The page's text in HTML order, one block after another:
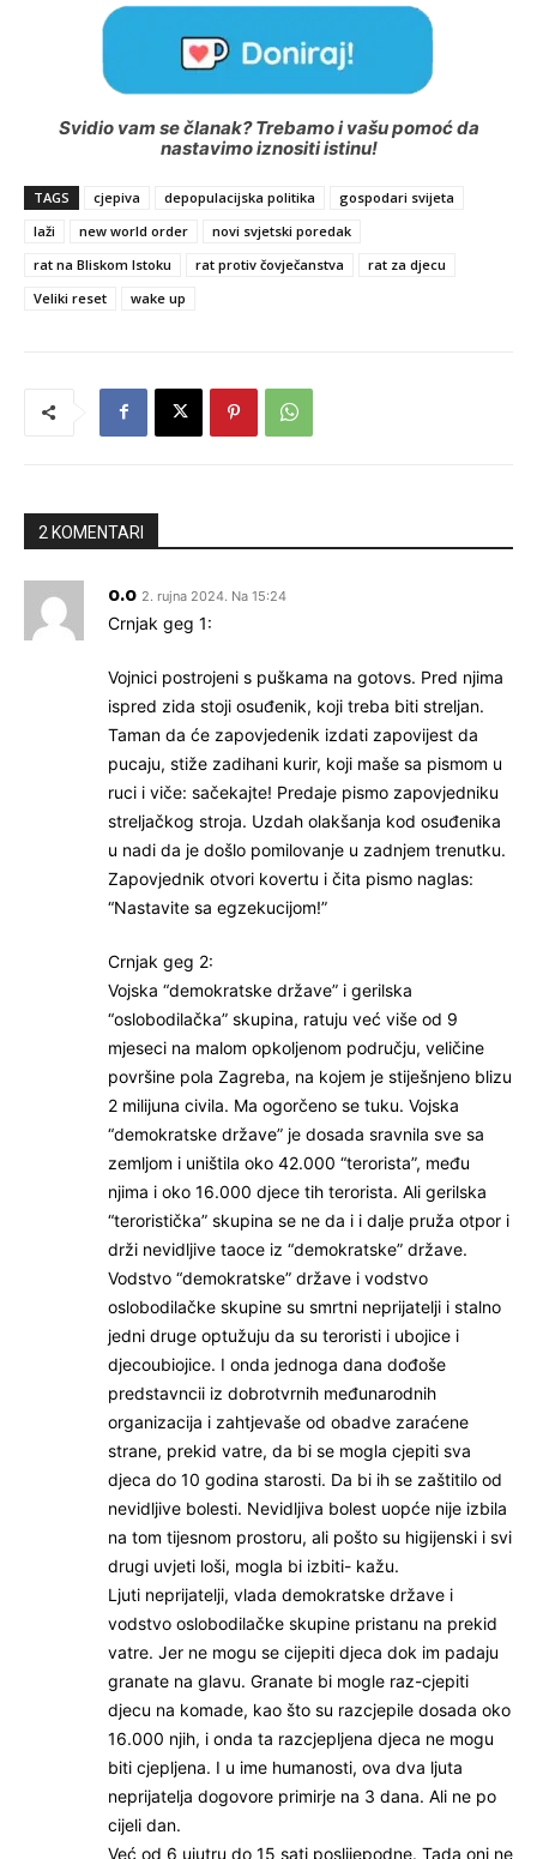
Svidio vam se članak? Trebamo i vašu pomoć da
nastavimo iznositi istinu!
TAGS cjepiva depopulacijska politika
gospodari svijeta
laži
new world order
novi svjetski poredak
rat na Bliskom Istoku
rat protiv čovječanstva
rat za djecu
Veliki reset
wake up
2 KOMENTARI
o.o 2. rujna 2024. Na 15:24
Crnjak geg 1:
Vojnici postrojeni s puškama na gotovs. Pred njima
ispred zida stoji osuđenik, koji treba biti streljan.
Taman da će zapovjedenik izdati zapovijest da
pucaju, stiže zadihani kurir, koji maše sa pismom u
ruci i viče: sačekajte! Predaje pismo zapovjedniku
streljačkog stroja. Uzdah olakšanja kod osuđenika
u nadi da je došlo pomilovanje u zadnjem trenutku.
Zapovjednik otvori kovertu i čita pismo naglas:
“Nastavite sa egzekucijom!”
Crnjak geg 2:
Vojska “demokratske države” i gerilska
“oslobodilačka” skupina, ratuju već više od 9
mjeseci na malom opkoljenom području, veličine
površine pola Zagreba, na kojem je stiješnjeno blizu
2 milijuna civila. Ma ogorčeno se tuku. Vojska
“demokratske države” je dosada sravnila sve sa
zemljom i uništila oko 42.000 “terorista”, među
njima i oko 16.000 djece tih terorista. Ali gerilska
“teroristička” skupina se ne da i i dalje pruža otpor i
drži nevidljive taoce iz “demokratske” države.
Vodstvo “demokratske” države i vodstvo
oslobodilačke skupine su smrtni neprijatelji i stalno
jedni druge optužuju da su teroristi i ubojice i
djecoubiojice. I onda jednoga dana dođoše
predstavncii iz dobrotvrnih međunarodnih
organizacija i zahtjevaše od obadve zaraćene
strane, prekid vatre, da bi se mogla cjepiti sva
djeca do 10 godina starosti. Da bi ih se zaštitilo od
nevidljive bolesti. Nevidljiva bolest uopće nije izbila
na tom tijesnom prostoru, ali pošto su higijenski i svi
drugi uvjeti loši, mogla bi izbiti- kažu.
Ljuti neprijatelji, vlada demokratske države i
vodstvo oslobodilačke skupine pristanu na prekid
vatre. Jer ne mogu se cijepiti djeca dok im padaju
granate na glavu. Granate bi mogle raz-cjepiti
djecu na komade, kao što su razcjepile dosada oko
16.000 njih, i onda ta razcjepljena djeca ne mogu
biti cjepljena. I u ime humanosti, ova dva ljuta
neprijatelja dogovore primirje na 3 dana. Ali ne po
cijeli dan.
Već od 6 ujutru do 15 sati poslijepodne. Tada oni ne